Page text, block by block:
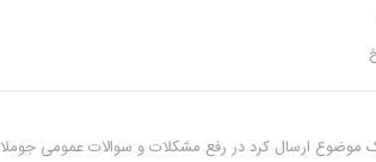
رفع مشکلات و سوالات عمومی جوملا 1.7 و 2.5